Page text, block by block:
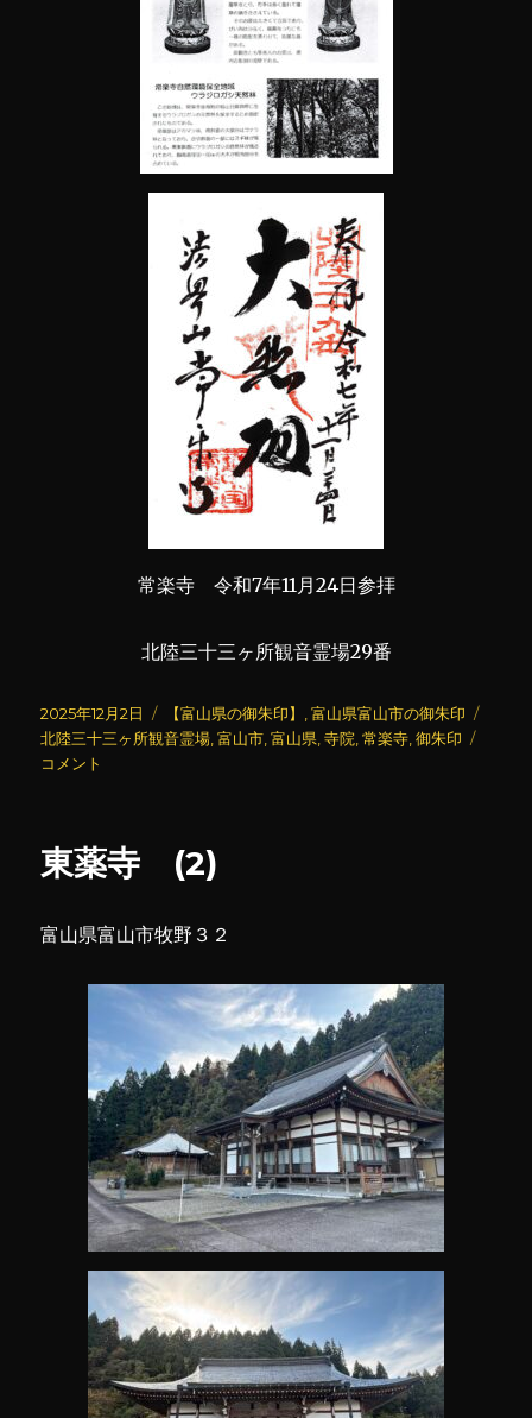
常楽寺 令和7年11月24日参拝
北陸三十三ヶ所観音霊場29番
投
稿
日:
2025年12月2日
カ
テ
【富山県の御朱印】 ,富山県富山市の御朱印
北陸三十三ヶ所観音霊場 ,富山市 ,富山県 ,寺院 ,常楽寺 ,御朱印
コメント
東薬寺 (2)
富山県富山市牧野３２